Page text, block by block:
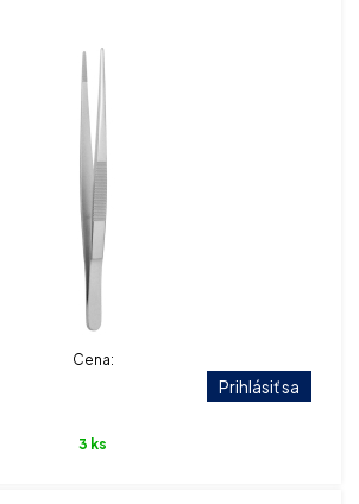
Cena:
Prihlásiť sa
3 ks